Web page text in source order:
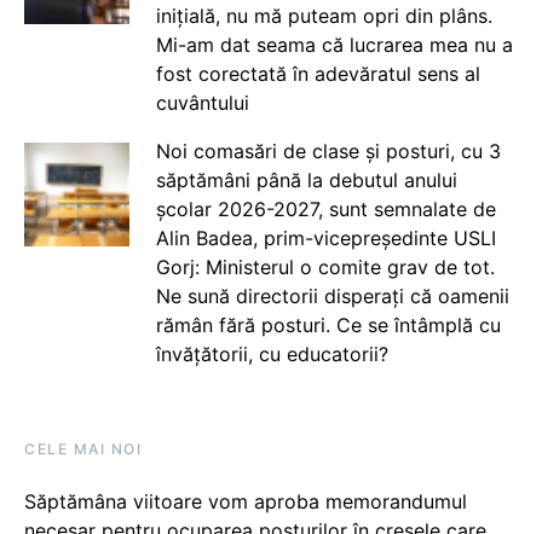
inițială, nu mă puteam opri din plâns.
Mi-am dat seama că lucrarea mea nu a
fost corectată în adevăratul sens al
cuvântului
Noi comasări de clase și posturi, cu 3
săptămâni până la debutul anului
școlar 2026-2027, sunt semnalate de
Alin Badea, prim-vicepreședinte USLI
Gorj: Ministerul o comite grav de tot.
Ne sună directorii disperați că oamenii
rămân fără posturi. Ce se întâmplă cu
învățătorii, cu educatorii?
CELE MAI NOI
Săptămâna viitoare vom aproba memorandumul